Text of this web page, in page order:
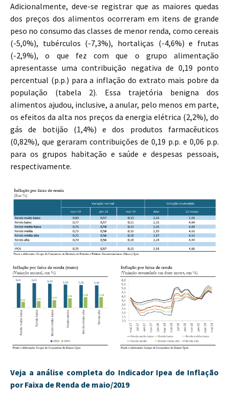
Adicionalmente, deve-se registrar que as maiores quedas
dos preços dos alimentos ocorreram em itens de grande
peso no consumo das classes de menor renda, como cereais
(-5,0%), tubérculos (-7,3%), hortaliças (-4,6%) e frutas
(-2,9%), o que fez com que o grupo alimentação
apresentasse uma contribuição negativa de 0,19 ponto
percentual (p.p.) para a inflação do extrato mais pobre da
população (tabela 2). Essa trajetória benigna dos
alimentos ajudou, inclusive, a anular, pelo menos em parte,
os efeitos da alta nos preços da energia elétrica (2,2%), do
gás de botijão (1,4%) e dos produtos farmacêuticos
(0,82%), que geraram contribuições de 0,19 p.p. e 0,06 p.p.
para os grupos habitação e saúde e despesas pessoais,
respectivamente.
Veja a análise completa do Indicador Ipea de Inflação
por Faixa de Renda de maio/2019